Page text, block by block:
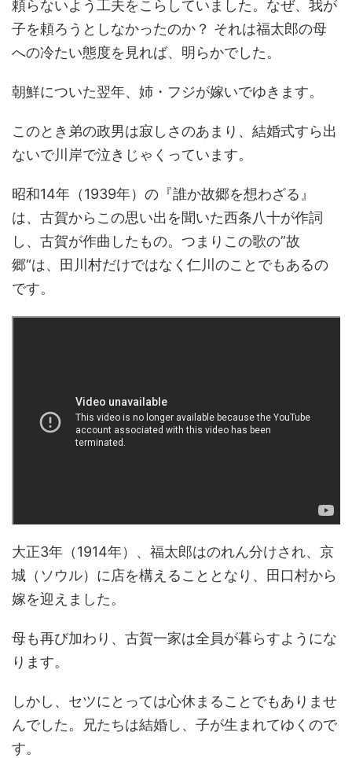
頼らないよう工夫をこらしていました。なぜ、我が
子を頼ろうとしなかったのか？ それは福太郎の母
への冷たい態度を見れば、明らかでした。
朝鮮についた翌年、姉・フジが嫁いでゆきます。
このとき弟の政男は寂しさのあまり、結婚式すら出
ないで川岸で泣きじゃくっています。
昭和14年（1939年）の『誰か故郷を想わざる』
は、古賀からこの思い出を聞いた西条八十が作詞
し、古賀が作曲したもの。つまりこの歌の”故
郷“は、田川村だけではなく仁川のことでもあるの
です。
大正3年（1914年）、福太郎はのれん分けされ、京
城（ソウル）に店を構えることとなり、田口村から
嫁を迎えました。
母も再び加わり、古賀一家は全員が暮らすようにな
ります。
しかし、セツにとっては心休まることでもありませ
んでした。兄たちは結婚し、子が生まれてゆくので
す。